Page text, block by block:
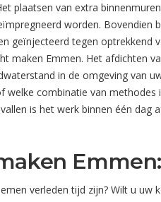
plaatsen van extra
worden. Bovendien
geïnjecteerd tegen
maken Emmen. Het afdichten
in de omgeving van
combinatie van
is het werk binnen één
verleden tijd zijn? Wilt u